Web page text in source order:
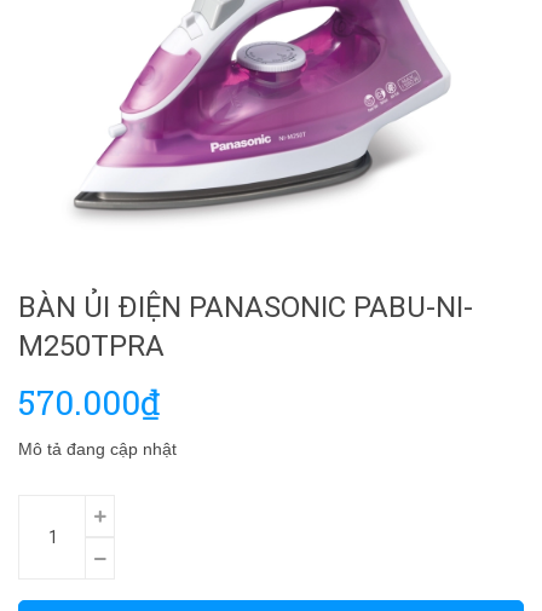
BÀN ỦI ĐIỆN PANASONIC PABU-NI-
M250TPRA
570.000₫
Mô tả đang cập nhật